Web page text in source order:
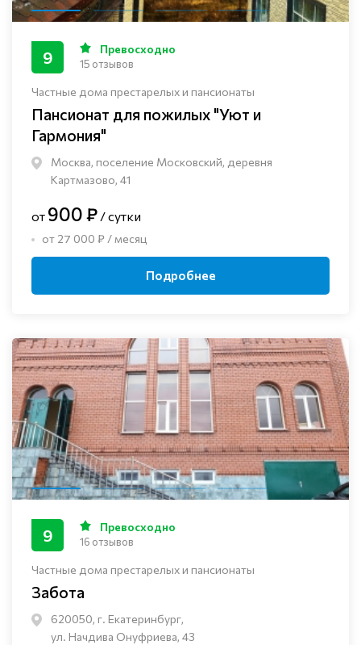
Частные дома престарелых и пансионаты
Пансионат для пожилых "Уют и
Гармония"
Москва, поселение Московский, деревня
Картмазово, 41
9 Превосходно
15 отзывов
от 900 ₽ / сутки
от 27 000 ₽ / месяц
Подробнее
Частные дома престарелых и пансионаты
Забота
620050, г. Екатеринбург,
ул. Начдива Онуфриева, 43
9 Превосходно
16 отзывов